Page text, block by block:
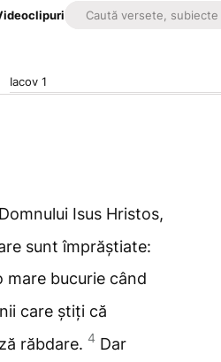
Iacov 1
Isus Hristos,
sunt împrăștiate:
mare bucurie când
care știți că
răbdare. 4 Dar